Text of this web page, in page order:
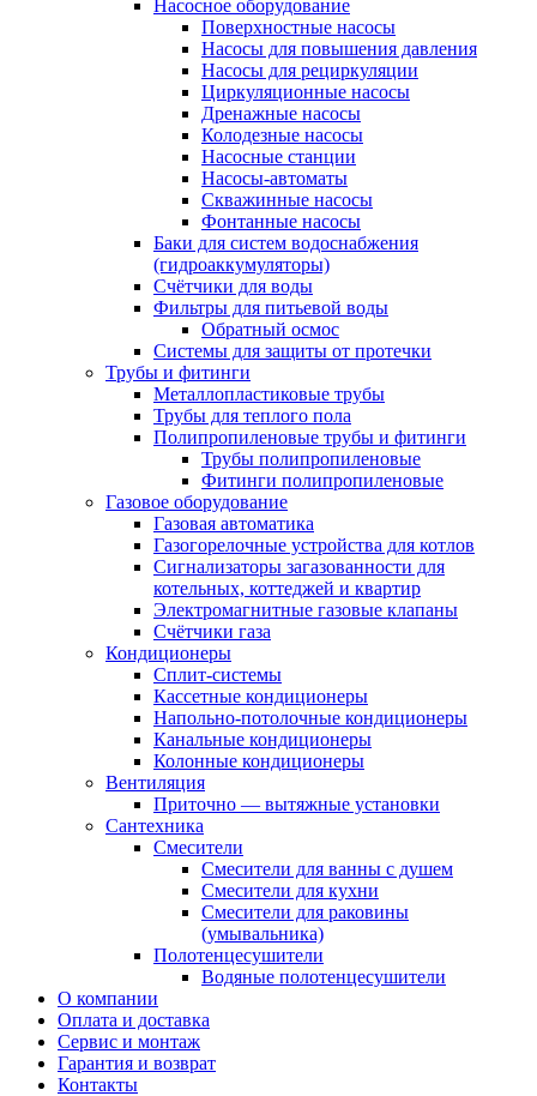
Насосное оборудование
Поверхностные насосы
Насосы для повышения давления
Насосы для рециркуляции
Циркуляционные насосы
Дренажные насосы
Колодезные насосы
Насосные станции
Насосы-автоматы
Скважинные насосы
Фонтанные насосы
Баки для систем водоснабжения
(гидроаккумуляторы)
Счётчики для воды
Фильтры для питьевой воды
Обратный осмос
Системы для защиты от протечки
Трубы и фитинги
Металлопластиковые трубы
Трубы для теплого пола
Полипропиленовые трубы и фитинги
Трубы полипропиленовые
Фитинги полипропиленовые
Газовое оборудование
Газовая автоматика
Газогорелочные устройства для котлов
Сигнализаторы загазованности для
котельных, коттеджей и квартир
Электромагнитные газовые клапаны
Счётчики газа
Кондиционеры
Сплит-системы
Кассетные кондиционеры
Напольно-потолочные кондиционеры
Канальные кондиционеры
Колонные кондиционеры
Вентиляция
Приточно — вытяжные установки
Сантехника
Смесители
Смесители для ванны с душем
Смесители для кухни
Смесители для раковины
(умывальника)
Полотенцесушители
Водяные полотенцесушители
О компании
Оплата и доставка
Сервис и монтаж
Гарантия и возврат
Контакты